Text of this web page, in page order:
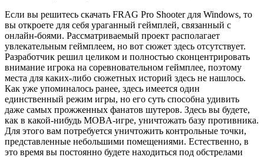
Если вы решитесь скачать FRAG Pro Shooter для Windows, то
вы откроете для себя ураганный геймплей, связанный с
онлайн-боями. Рассматриваемый проект располагает
увлекательным геймплеем, но вот сюжет здесь отсутствует.
Разработчик решил целиком и полностью сконцентрировать
внимание игрока на соревновательном геймплее, поэтому
места для каких-либо сюжетных историй здесь не нашлось.
Как уже упоминалось ранее, здесь имеется один
единственный режим игры, но его суть способна удивить
даже самых прожженных фанатов шутеров. Здесь вы будете,
как в какой-нибудь MOBA-игре, уничтожать базу противника.
Для этого вам потребуется уничтожить контрольные точки,
представленные небольшими помещениями. Естественно, в
это время вы постоянно будете находиться под обстрелами